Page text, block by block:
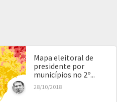
Mapa eleitoral de
presidente por
municípios no 2º...
28/10/2018